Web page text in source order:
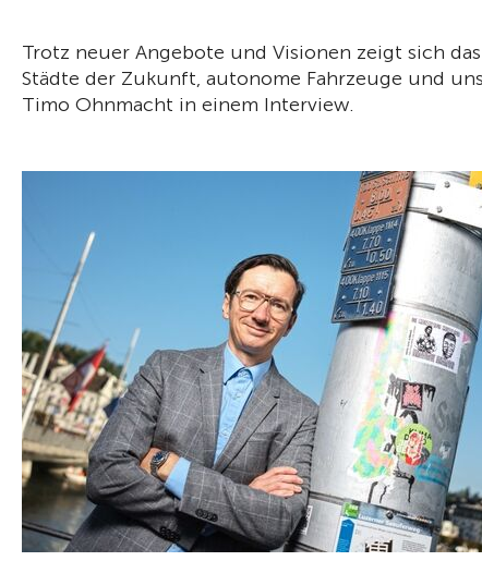
Trotz neuer Angebote und Visionen zeigt sich
Städte der Zukunft, autonome Fahrzeuge und
Timo Ohnmacht in einem Interview.